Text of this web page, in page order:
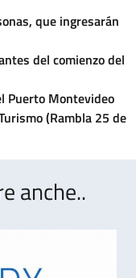
que ingresarán
del comienzo del
Puerto Montevideo
(Rambla 25 de
anche..